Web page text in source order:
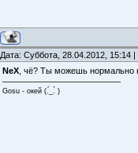
Дата: Суббота, 28.04.2012, 15:14
NeX , чё? Ты можешь нормально
Gosu - окей (.́_.̀ )